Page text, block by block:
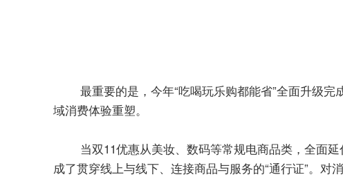
最重要的是，今年“吃喝玩乐购都能省”全面升级
域消费体验重塑。
当双11优惠从美妆、数码等常规电商品类，全面
成了贯穿线上与线下、连接商品与服务的“通行证”。